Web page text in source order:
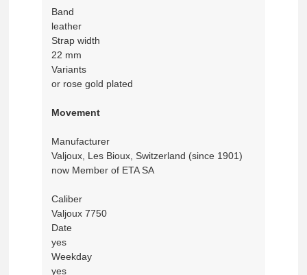
Band
leather
Strap width
22 mm
Variants
or rose gold plated
Movement
Manufacturer
Valjoux, Les Bioux, Switzerland (since 1901)
now Member of ETA SA
Caliber
Valjoux 7750
Date
yes
Weekday
yes